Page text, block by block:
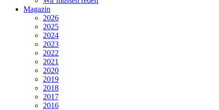
Magazin
2026
2025
2024
2023
2022
2021
2020
2019
2018
2017
2016